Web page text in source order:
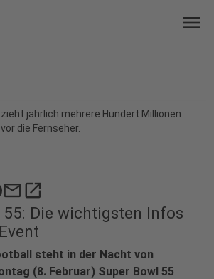
menu
zieht jährlich mehrere Hundert Millionen
die Fernseher.
mailopen_in_new
55: Die wichtigsten Infos
steht in der Nacht von
(8. Februar) Super Bowl 55